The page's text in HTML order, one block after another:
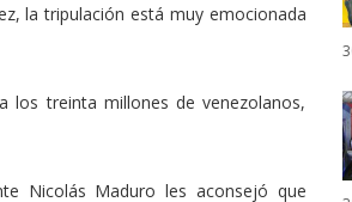
la tripulación está muy emocionada
los treinta millones de venezolanos,
Nicolás Maduro les aconsejó que